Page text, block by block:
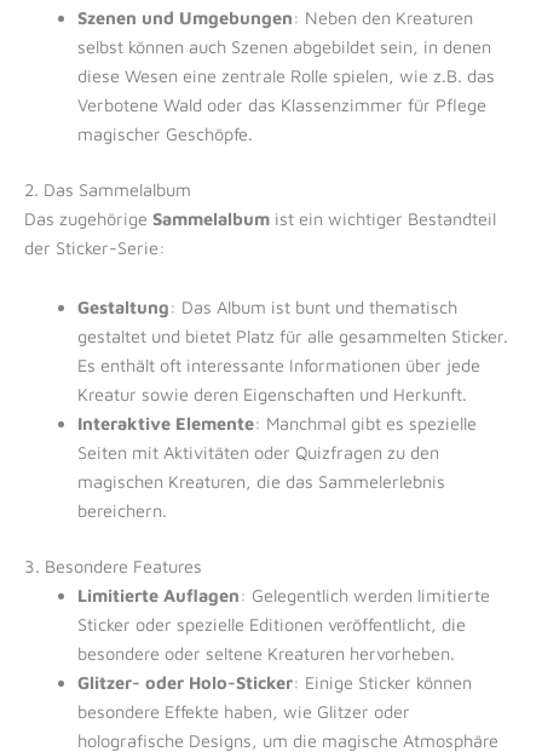
Szenen und Umgebungen: Neben den Kreaturen
selbst können auch Szenen abgebildet sein, in denen
diese Wesen eine zentrale Rolle spielen, wie z.B. das
Verbotene Wald oder das Klassenzimmer für Pflege
magischer Geschöpfe.
2. Das Sammelalbum
Das zugehörige Sammelalbum ist ein wichtiger Bestandteil
der Sticker-Serie:
Gestaltung: Das Album ist bunt und thematisch
gestaltet und bietet Platz für alle gesammelten Sticker.
Es enthält oft interessante Informationen über jede
Kreatur sowie deren Eigenschaften und Herkunft.
Interaktive Elemente: Manchmal gibt es spezielle
Seiten mit Aktivitäten oder Quizfragen zu den
magischen Kreaturen, die das Sammelerlebnis
bereichern.
3. Besondere Features
Limitierte Auflagen: Gelegentlich werden limitierte
Sticker oder spezielle Editionen veröffentlicht, die
besondere oder seltene Kreaturen hervorheben.
Glitzer- oder Holo-Sticker: Einige Sticker können
besondere Effekte haben, wie Glitzer oder
holografische Designs, um die magische Atmosphäre